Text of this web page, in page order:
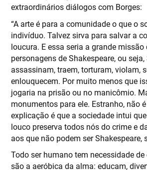
extraordinários diálogos com Borges:
“A arte é para a comunidade o que o
indivíduo. Talvez sirva para salvar a
loucura. E essa seria a grande
personagens de Shakespeare, ou seja,
assassinam, traem, torturam, violam,
enlouquecem. Por muito menos que
jogaria na prisão ou no manicômio.
monumentos para ele. Estranho, não
explicação é que a sociedade intui
louco preserva todos nós do crime e
aos que não podem ser Shakespeare,
Todo ser humano tem necessidade
são a aeróbica da alma: educam,